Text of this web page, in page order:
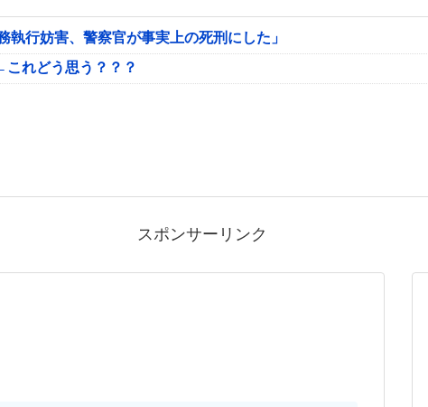
行妨害、警察官が事実上の死刑にした」
れどう思う？？？
スポンサーリンク